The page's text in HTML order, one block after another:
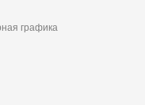
графика